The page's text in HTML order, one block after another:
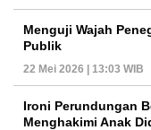
Menguji Wajah
Publik
22 Mei 2026 | 13:03 WIB
Ironi Perundungan
Menghakimi Anak